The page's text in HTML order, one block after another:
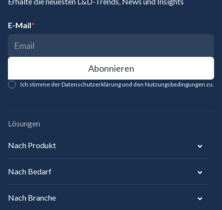
E-Mail*
Ich stimme der Datenschutzerklärung und den Nutzungsbedingungen zu.
Lösungen
Nach Produkt
Nach Bedarf
Nach Branche